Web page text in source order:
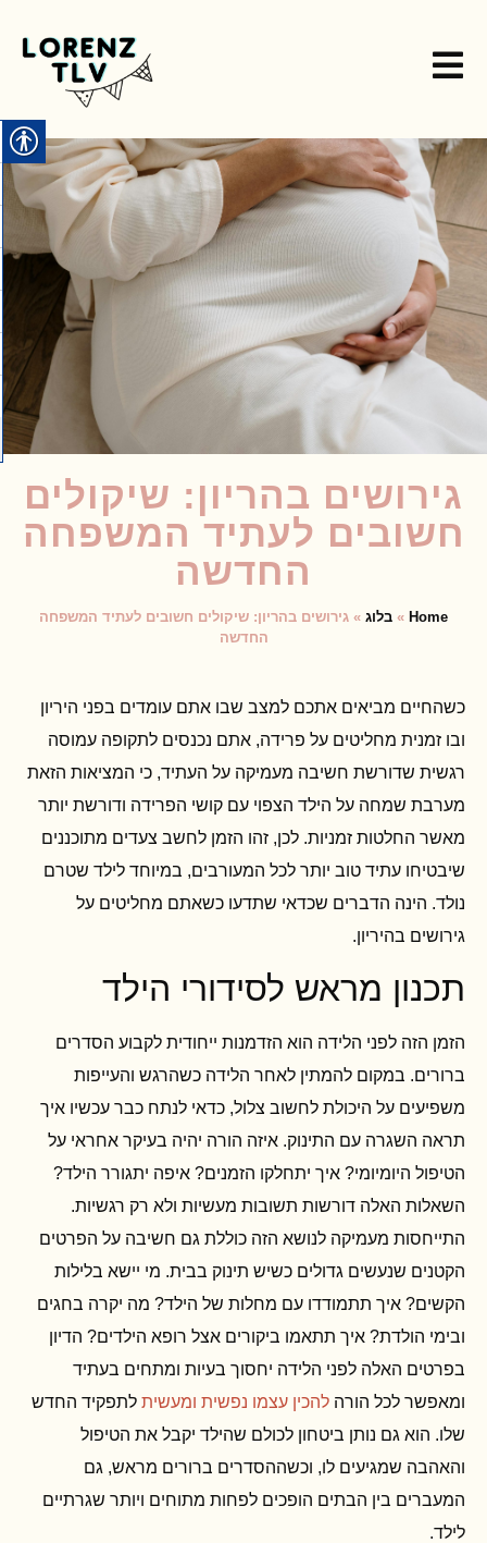
גירושים בהריון: שיקולים
חשובים לעתיד המשפחה
החדשה
Home
» בלוג » גירושים בהריון: שיקולים חשובים לעתיד המשפחה
החדשה
כשהחיים מביאים אתכם למצב שבו אתם עומדים בפני היריון
ובו זמנית מחליטים על פרידה, אתם נכנסים לתקופה עמוסה
רגשית שדורשת חשיבה מעמיקה על העתיד, כי המציאות הזאת
מערבת שמחה על הילד הצפוי עם קושי הפרידה ודורשת יותר
מאשר החלטות זמניות. לכן, זהו הזמן לחשב צעדים מתוכננים
שיבטיחו עתיד טוב יותר לכל המעורבים, במיוחד לילד שטרם
נולד. הינה הדברים שכדאי שתדעו כשאתם מחליטים על
גירושים בהיריון.
תכנון מראש לסידורי הילד
הזמן הזה לפני הלידה הוא הזדמנות ייחודית לקבוע הסדרים
ברורים. במקום להמתין לאחר הלידה כשהרגש והעייפות
משפיעים על היכולת לחשוב צלול, כדאי לנתח כבר עכשיו איך
תראה השגרה עם התינוק. איזה הורה יהיה בעיקר אחראי על
הטיפול היומיומי? איך יתחלקו הזמנים? איפה יתגורר הילד?
השאלות האלה דורשות תשובות מעשיות ולא רק רגשיות.
התייחסות מעמיקה לנושא הזה כוללת גם חשיבה על הפרטים
הקטנים שנעשים גדולים כשיש תינוק בבית. מי יישא בלילות
הקשים? איך תתמודדו עם מחלות של הילד? מה יקרה בחגים
ובימי הולדת? איך תתאמו ביקורים אצל רופא הילדים? הדיון
בפרטים האלה לפני הלידה יחסוך בעיות ומתחים בעתיד
ומאפשר לכל הורה להכין עצמו נפשית ומעשית לתפקיד החדש
שלו. הוא גם נותן ביטחון לכולם שהילד יקבל את הטיפול
והאהבה שמגיעים לו, וכשההסדרים ברורים מראש, גם
המעברים בין הבתים הופכים לפחות מתוחים ויותר שגרתיים
לילד.